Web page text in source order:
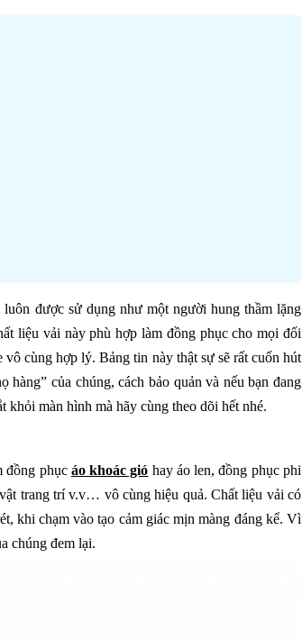
luôn được sử dụng như một người hung thầm lặng
liệu vải này phù hợp làm đồng phục cho mọi đối
cùng hợp lý. Bảng tin này thật sự sẽ rất cuốn hút
của chúng, cách bảo quản và nếu bạn đang
khỏi màn hình mà hãy cùng theo dõi hết nhé.
đồng phục áo khoác gió hay áo len, đồng phục phi
trang trí v.v… vô cùng hiệu quả. Chất liệu vải có
khi chạm vào tạo cảm giác mịn màng đáng kể. Vì
chúng đem lại.